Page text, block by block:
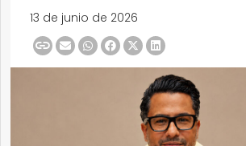
13 de junio de 2026